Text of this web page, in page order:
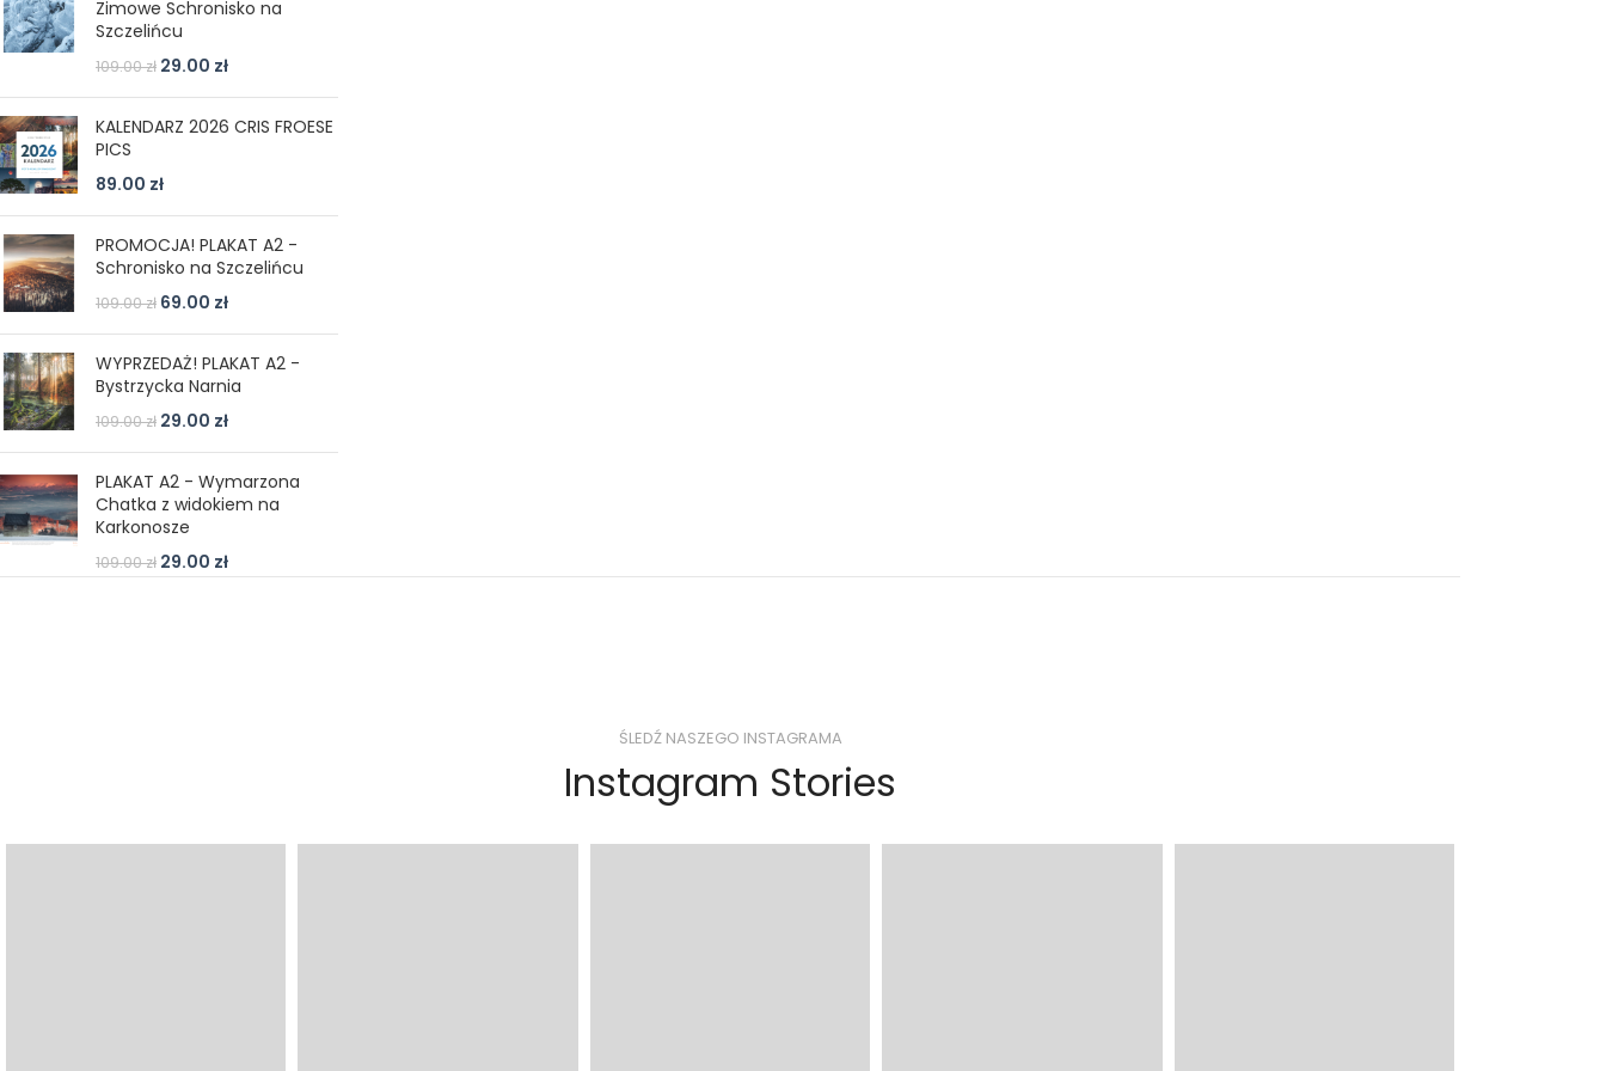
Zimowe Schronisko na
Szczelińcu
109.00zł 29.00 zł
KALENDARZ 2026 CRIS FROESE
PICS
89.00 zł
PROMOCJA! PLAKAT A2 -
Schronisko na Szczelińcu
109.00zł 69.00 zł
WYPRZEDAŻ! PLAKAT A2 -
Bystrzycka Narnia
109.00zł 29.00 zł
PLAKAT A2 - Wymarzona
Chatka z widokiem na
Karkonosze
109.00zł 29.00 zł
ŚLEDŹ NASZEGO INSTAGRAMA
Instagram Stories